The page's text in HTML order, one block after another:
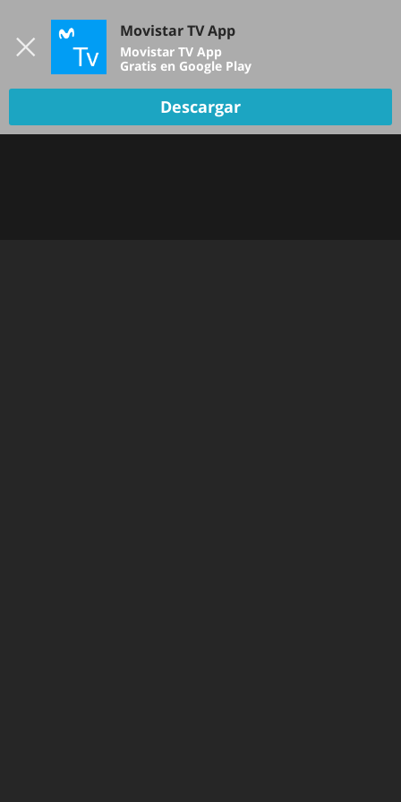
TV EN VIVO
Movistar TV App
Movistar TV App
Gratis en Google Play
Descargar